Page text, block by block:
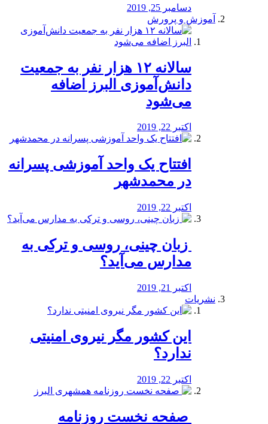
دسامبر 25, 2019
آموزش و پرورش
️سالانه ۱۲ هزار نفر به جمعیت
دانش‌آموزی البرز اضافه
می‌شود
اکتبر 22, 2019
افتتاح یک واحد آموزشی پسرانه
در محمدشهر
اکتبر 22, 2019
️ زبان چینی، روسی و ترکی به
مدارس می‌آید؟
اکتبر 21, 2019
نشریات
این کشور مگر نیروی امنیتی
ندارد؟
اکتبر 22, 2019
️ صفحه نخست روزنامه‌